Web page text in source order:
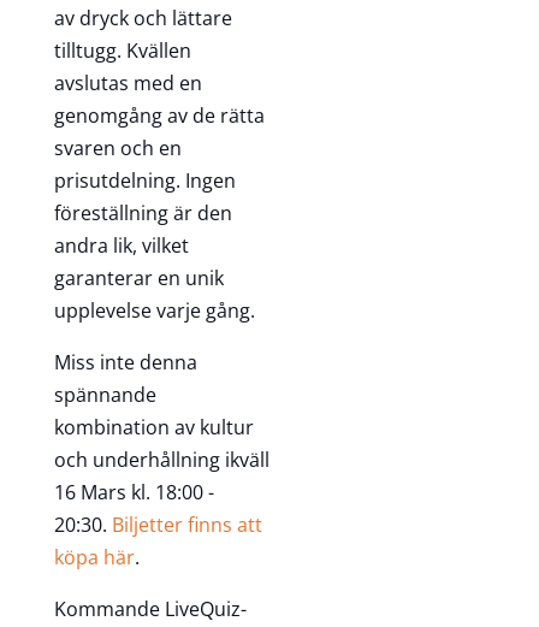
av dryck och lättare
tilltugg. Kvällen
avslutas med en
genomgång av de rätta
svaren och en
prisutdelning. Ingen
föreställning är den
andra lik, vilket
garanterar en unik
upplevelse varje gång.
Miss inte denna
spännande
kombination av kultur
och underhållning ikväll
16 Mars kl. 18:00 -
20:30. Biljetter finns att
köpa här.
Kommande LiveQuiz-